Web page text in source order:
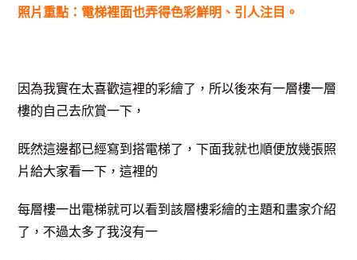
照片重點：電梯裡面也弄得色彩鮮明、引人注目。
因為我實在太喜歡這裡的彩繪了，所以後來有一層樓一層
樓的自己去欣賞一下，
既然這邊都已經寫到搭電梯了，下面我就也順便放幾張照
片給大家看一下，這裡的
每層樓一出電梯就可以看到該層樓彩繪的主題和畫家介紹
了，不過太多了我沒有一